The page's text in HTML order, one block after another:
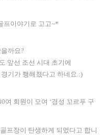
프이야기로 고고~*
까요?
앞선 조선 시대 초기에
기가 행해졌다고 하네요.:)
여 회원이 모여 ‘경성 꼬르푸 구
프장이 탄생하게 되었다고 합니